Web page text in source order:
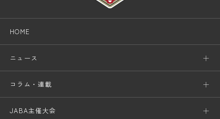
HOME
ニュース
コラム・連載
JABA主催大会